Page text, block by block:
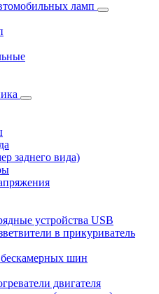
ламп
заднего вида)
устройства USB
в прикуриватель
шин
двигателя